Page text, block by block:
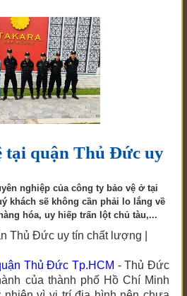
tại quận Thủ Đức uy
nghiệp của công ty bảo vệ ở tại
khách sẽ không cần phải lo lắng về
hóa, uy hiếp trấn lột chủ tàu,...
Thủ Đức uy tín chất lượng |
Thủ Đức Tp.HCM - Thủ Đức
của thành phố Hồ Chí Minh